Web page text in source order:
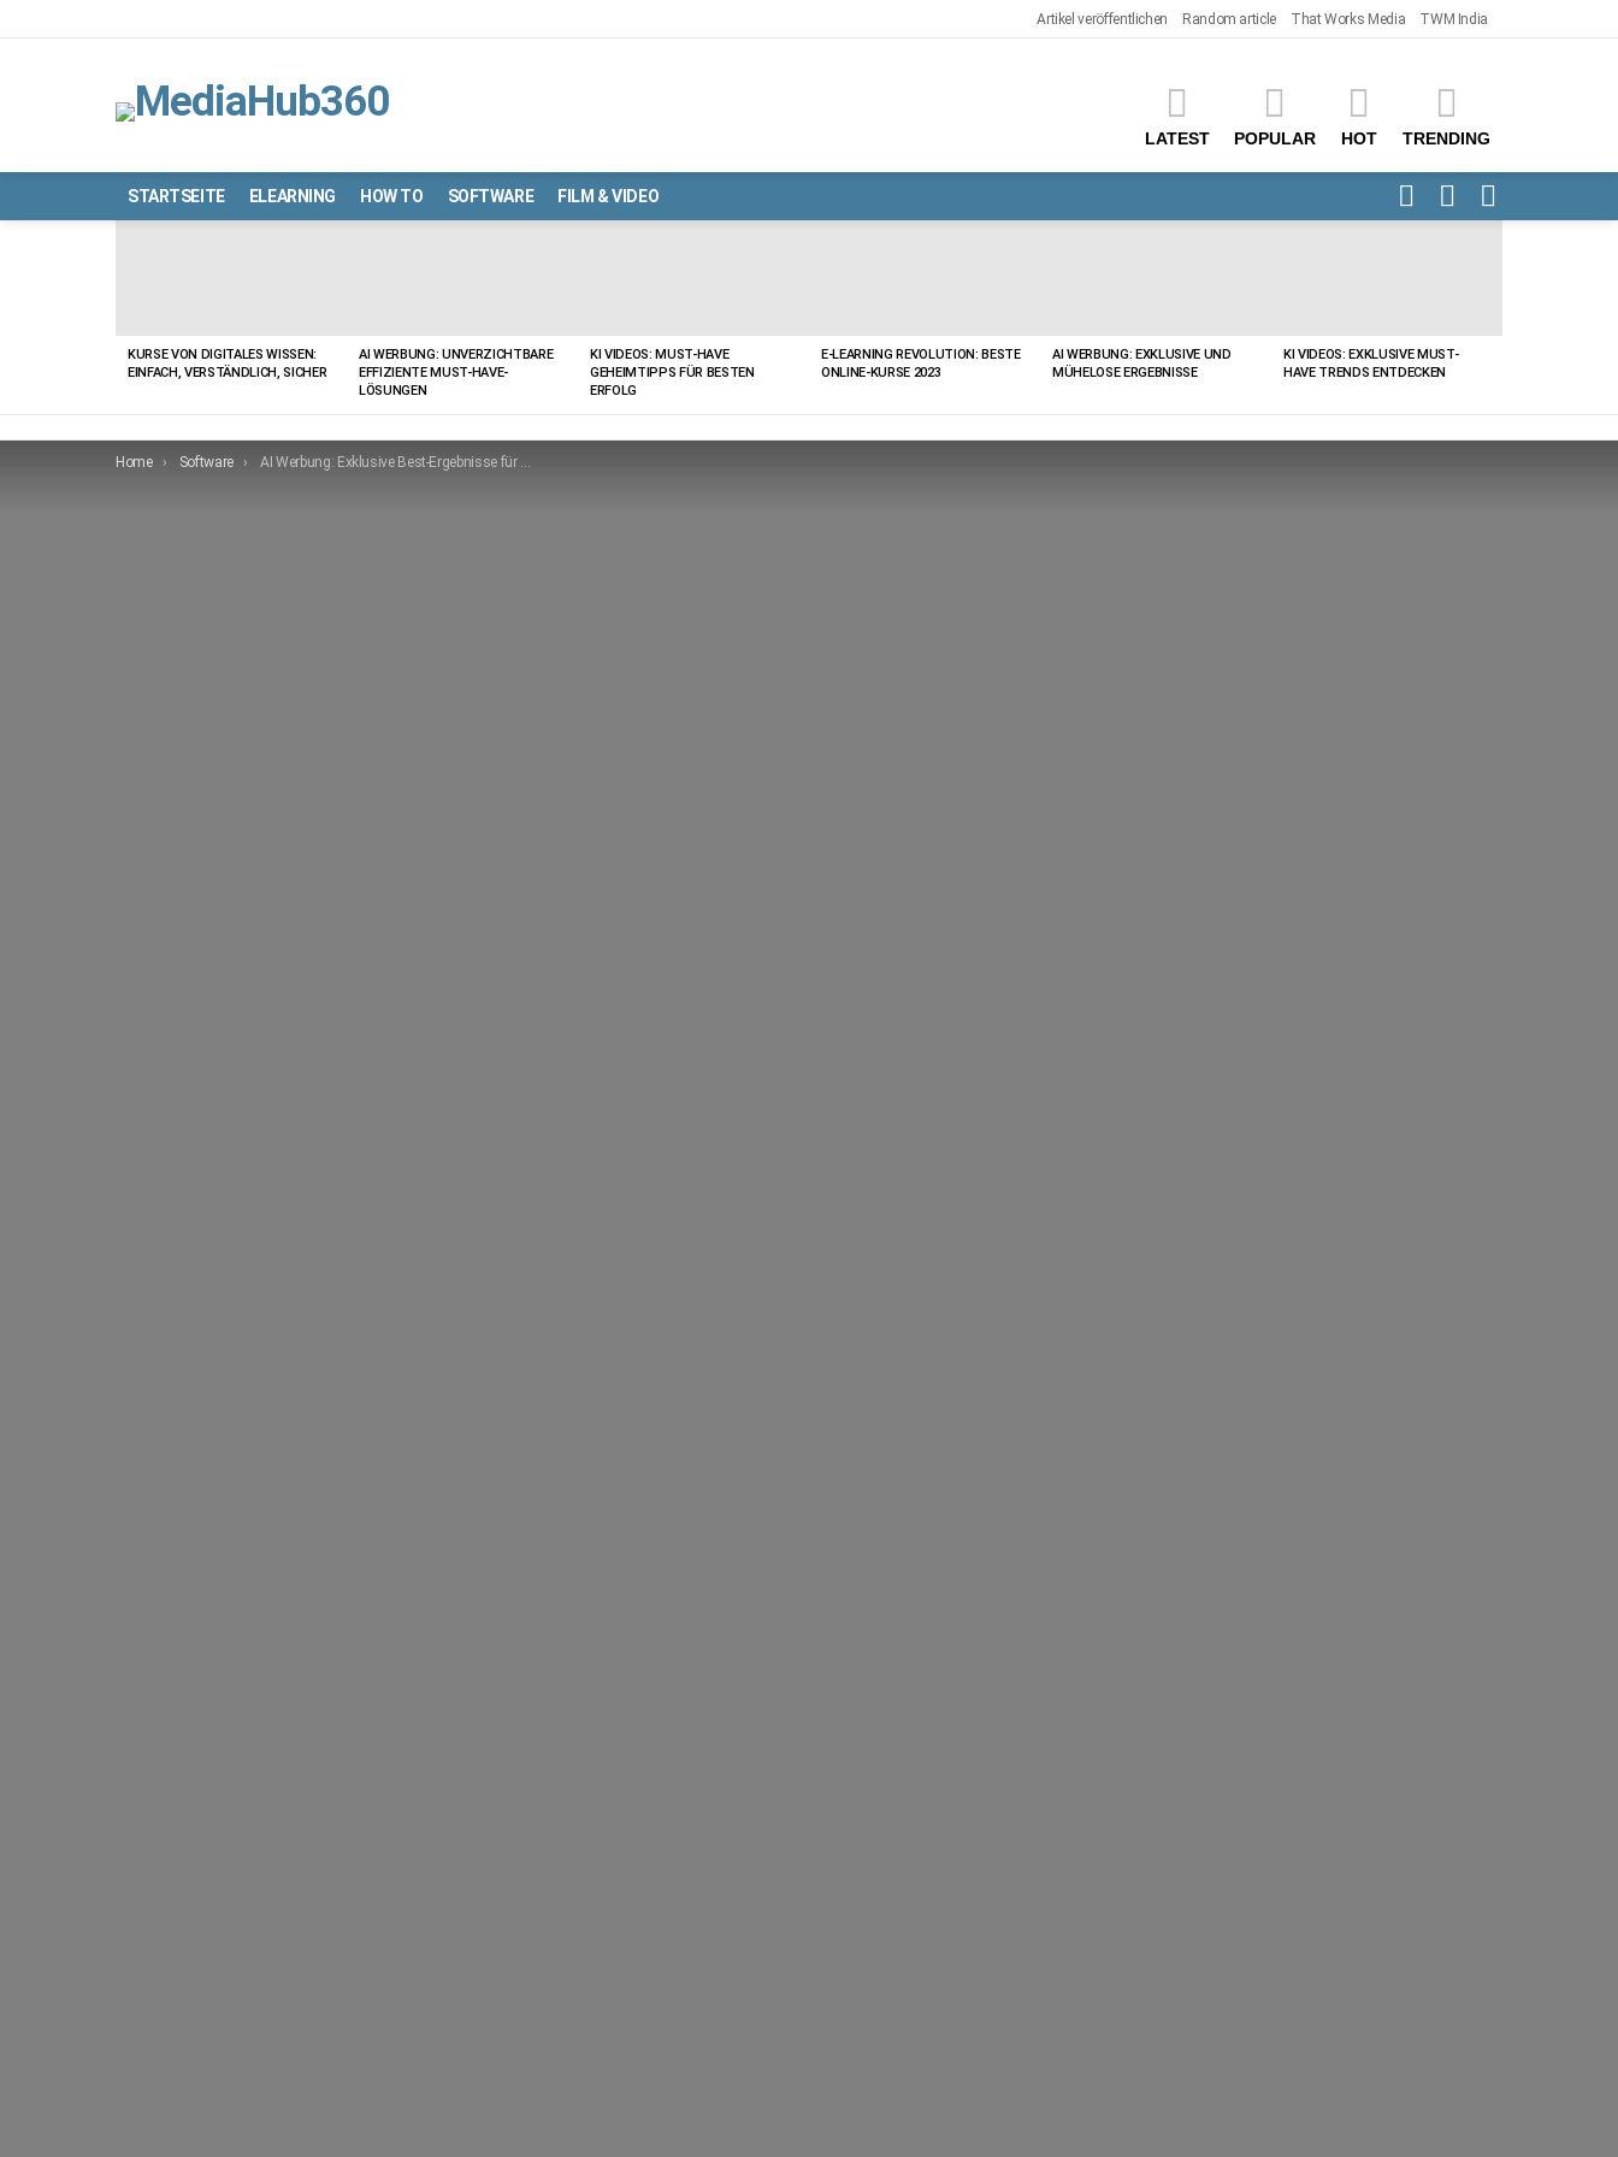
Artikel veröffentlichen Random article That Works Media TWM India
LATEST POPULAR HOT TRENDING
STARTSEITE ELEARNING HOW TO SOFTWARE FILM & VIDEO
SWITCHFOLLOW
KURSE VON DIGITALES WISSEN:
EINFACH, VERSTÄNDLICH, SICHER
AI WERBUNG: UNVERZICHTBARE
EFFIZIENTE MUST-HAVE-
LÖSUNGEN
KI VIDEOS: MUST-HAVE
GEHEIMTIPPS FÜR BESTEN
ERFOLG
E-LEARNING REVOLUTION: BESTE
ONLINE-KURSE 2023
AI WERBUNG: EXKLUSIVE UND
MÜHELOSE ERGEBNISSE
KI VIDEOS: EXKLUSIVE MUST-
HAVE TRENDS ENTDECKEN
You are here:
Home Software AI Werbung: Exklusive Best-Ergebnisse für Ihr Business